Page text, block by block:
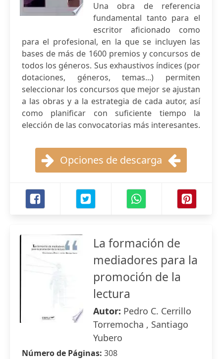
Una obra de referencia
fundamental tanto para el
escritor aficionado como
para el profesional, en la que se incluyen las
bases de más de 1600 premios y concursos de
todos los géneros. Sus exhaustivos índices (por
dotaciones, géneros, temas...) permiten
seleccionar los concursos que mejor se ajustan
a las obras y a la estrategia de cada autor, así
como planificar con suficiente tiempo la
elección de las convocatorias más interesantes.
Opciones de descarga
La formación de
mediadores para la
promoción de la
lectura
Autor: Pedro C. Cerrillo
Torremocha , Santiago
Yubero
Número de Páginas: 308